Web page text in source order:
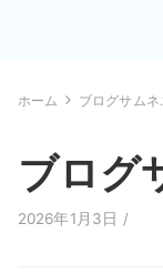
ホーム ブログサムネ
ブログ
2026年1月3日 /